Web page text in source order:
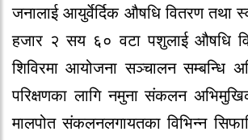
जनालाई आयुर्वेर्दिक औषधि वितरण तथा
हजार २ सय ६० वटा पशुलाई औषधि
शिविरमा आयोजना सञ्चालन सम्बन्धि
परिक्षणका लागि नमुना संकलन
मालपोत संकलनलगायतका विभिन्न